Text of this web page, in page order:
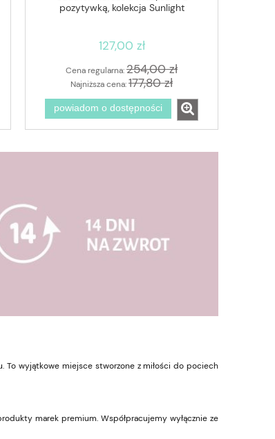
pozytywką, kolekcja Sunlight
127,00 zł
Cena regularna:254,00 zł
Najniższa cena:177,80 zł
powiadom o dostępności
To wyjątkowe miejsce stworzone z miłości do pociech
marek premium. Współpracujemy wyłącznie ze